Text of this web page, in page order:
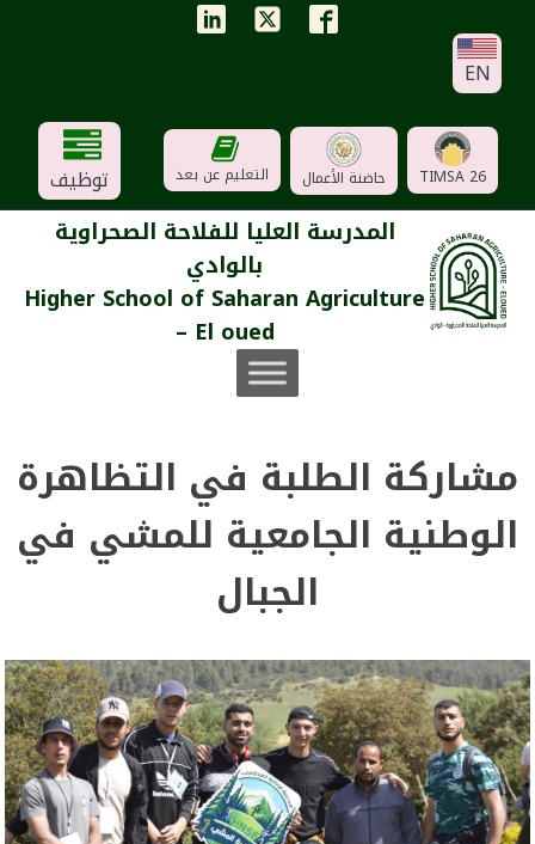
EN
TIMSA 26 حاضنة الأعمال التعليم عن بعد توظيف
المدرسة العليا للفلاحة الصحراوية
بالوادي
Higher School of Saharan Agriculture
– El oued
مشاركة الطلبة في التظاهرة
الوطنية الجامعية للمشي في
الجبال